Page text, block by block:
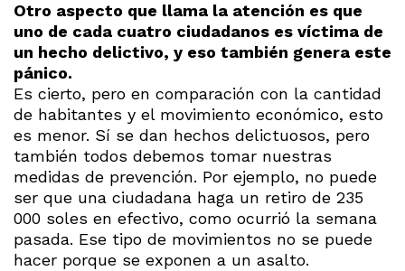
Otro aspecto que llama la atención es que
uno de cada cuatro ciudadanos es víctima de
un hecho delictivo, y eso también genera este
pánico.
Es cierto, pero en comparación con la cantidad
de habitantes y el movimiento económico, esto
es menor. Sí se dan hechos delictuosos, pero
también todos debemos tomar nuestras
medidas de prevención. Por ejemplo, no puede
ser que una ciudadana haga un retiro de 235
000 soles en efectivo, como ocurrió la semana
pasada. Ese tipo de movimientos no se puede
hacer porque se exponen a un asalto.